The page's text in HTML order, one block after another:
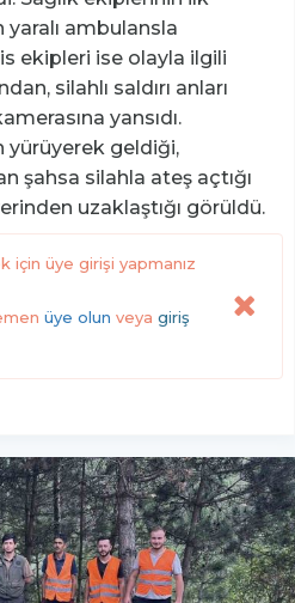
ambulansla
ekipleri ise olayla ilgili
silahlı saldırı anları
yansıdı.
yürüyerek geldiği,
şahsa silahla ateş açtığı
uzaklaştığı görüldü.
için üye girişi yapmanız
üye olun veya giriş